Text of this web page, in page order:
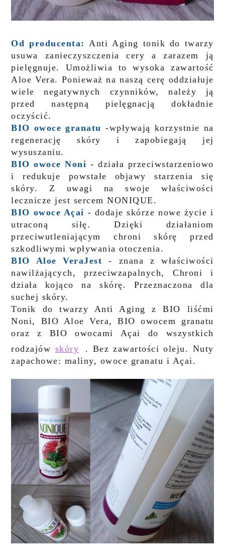
Od producenta: Anti Aging tonik do twarzy
usuwa zanieczyszczenia cery a zarazem ją
pielęgnuje. Umożliwia to wysoka zawartość
Aloe Vera. Ponieważ na naszą cerę oddziałuje
wiele negatywnych czynników, należy ją
przed następną pielęgnacją dokładnie
oczyścić.
BIO owoce granatu -wpływają korzystnie na
regenerację skóry i zapobiegają jej
wysuszaniu.
BIO owoce Noni - działa przeciwstarzeniowo
i redukuje powstałe objawy starzenia się
skóry. Z uwagi na swoje właściwości
lecznicze jest sercem NONIQUE.
BIO owoce Açai - dodaje skórze nowe życie i
utraconą siłę. Dzięki działaniom
przeciwutleniającym chroni skórę przed
szkodliwymi wpływania otoczenia.
BIO Aloe VeraJest - znana z właściwości
nawilżających, przeciwzapalnych, Chroni i
działa kojąco na skórę. Przeznaczona dla
suchej skóry.
Tonik do twarzy Anti Aging z BIO liśćmi
Noni, BIO Aloe Vera, BIO owocem granatu
oraz z BIO owocami Açai do wszystkich
rodzajów skóry
. Bez zawartości oleju. Nuty
zapachowe: maliny, owoce granatu i Açai.